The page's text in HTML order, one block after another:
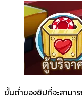
ขั้นต่ำของชิปที่จะสามา